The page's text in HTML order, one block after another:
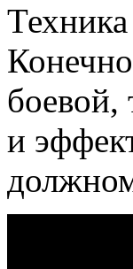
боевой,
и